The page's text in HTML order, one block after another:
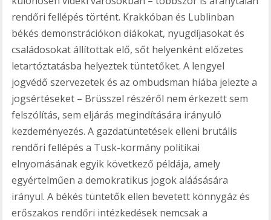
rendőri fellépés történt. Krakkóban és Lublinban
békés demonstrációkon diákokat, nyugdíjasokat és
családosokat állítottak elő, sőt helyenként előzetes
letartóztatásba helyeztek tüntetőket. A lengyel
jogvédő szervezetek és az ombudsman hiába jelezte a
jogsértéseket – Brüsszel részéről nem érkezett sem
felszólítás, sem eljárás megindítására irányuló
kezdeményezés. A gazdatüntetések elleni brutális
rendőri fellépés a Tusk-kormány politikai
elnyomásának egyik következő példája, amely
egyértelműen a demokratikus jogok aláásására
irányul. A békés tüntetők ellen bevetett könnygáz és
erőszakos rendőri intézkedések nemcsak a